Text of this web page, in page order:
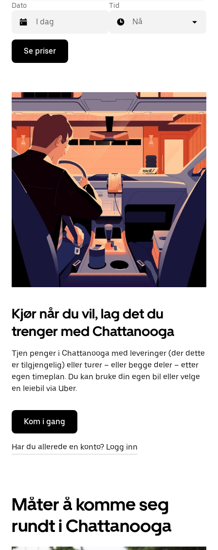
Dato
Trykk
piltast
åpne
og
velge
dato.
Trykk
på
Esc-
knappen
kalenderen.
Tid
Nå
Se priser
Kjør når du vil, lag det du
trenger med Chattanooga
Tjen penger i Chattanooga med leveringer (der dette
er tilgjengelig) eller turer – eller begge deler – etter
egen timeplan. Du kan bruke din egen bil eller velge
en leiebil via Uber.
Kom i gang
Har du allerede en konto? Logg inn
Måter å komme seg
rundt i Chattanooga